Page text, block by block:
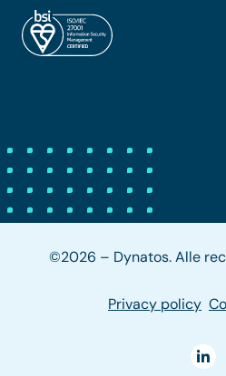
©2026 – Dynatos. Alle
Privacy policy